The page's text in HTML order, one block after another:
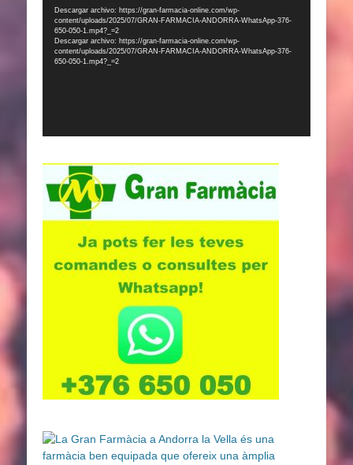
vídeo
Descargar archivo: https://gran-farmacia-online.com/wp-
content/uploads/2025/07/GRAN-FARMACIA-ANDORRA-WhatsApp-376-
650-050-1.mp4?_=2
Descargar archivo: https://gran-farmacia-online.com/wp-
content/uploads/2025/07/GRAN-FARMACIA-ANDORRA-WhatsApp-376-
650-050-1.mp4?_=2